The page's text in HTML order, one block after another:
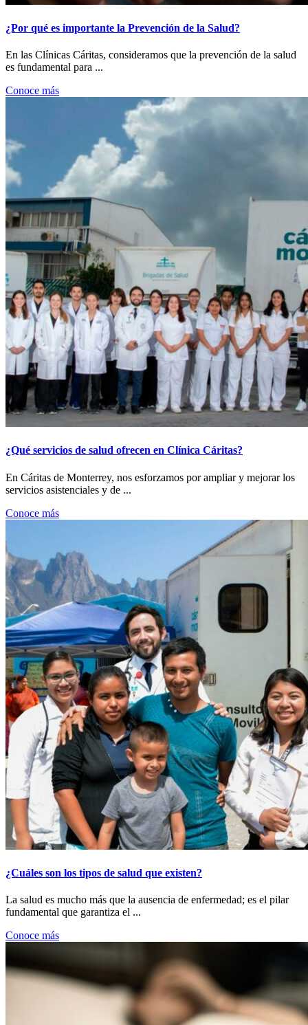
¿Por qué es importante la Prevención de la Salud?
En las Clínicas Cáritas, consideramos que la prevención de la salud
es fundamental para ...
Conoce más
¿Qué servicios de salud ofrecen en Clínica Cáritas?
En Cáritas de Monterrey, nos esforzamos por ampliar y mejorar los
servicios asistenciales y de ...
Conoce más
¿Cuáles son los tipos de salud que existen?
La salud es mucho más que la ausencia de enfermedad; es el pilar
fundamental que garantiza el ...
Conoce más